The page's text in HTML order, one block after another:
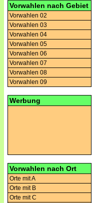
Vorwahlen nach Gebiet
Vorwahlen 02
Vorwahlen 03
Vorwahlen 04
Vorwahlen 05
Vorwahlen 06
Vorwahlen 07
Vorwahlen 08
Vorwahlen 09
Werbung
Vorwahlen nach Ort
Orte mit A
Orte mit B
Orte mit C